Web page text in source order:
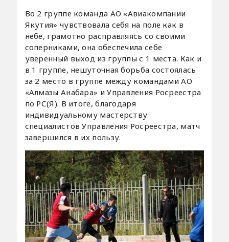
Во 2 группе команда АО «Авиакомпании
Якутия» чувствовала себя на поле как в
небе, грамотно расправляясь со своими
соперниками, она обеспечила себе
уверенный выход из группы с 1 места. Как и
в 1 группе, нешуточная борьба состоялась
за 2 место в группе между командами АО
«Алмазы Анабара» и Управления Росреестра
по РС(Я). В итоге, благодаря
индивидуальному мастерству
специалистов Управления Росреестра, матч
завершился в их пользу.